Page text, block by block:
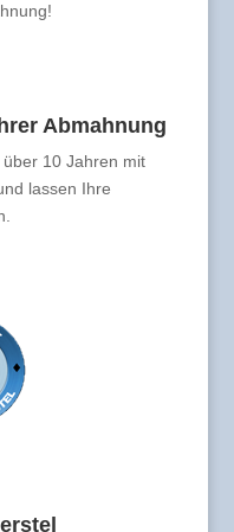
Abmahnung
10 Jahren mit
lassen Ihre